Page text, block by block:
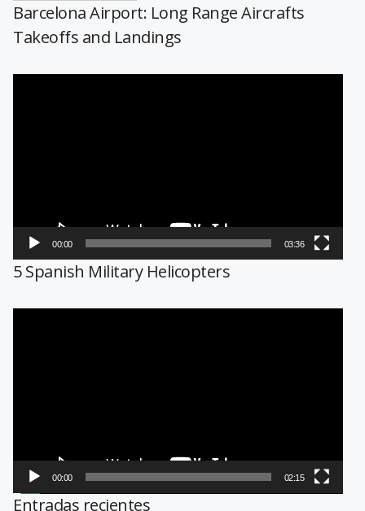
Barcelona Airport: Long Range Aircrafts
Takeoffs and Landings
00:00 03:36
5 Spanish Military Helicopters
00:00 02:15
Entradas recientes